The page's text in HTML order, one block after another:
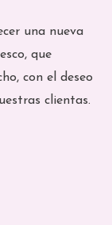
una nueva
que
con el deseo
clientas.